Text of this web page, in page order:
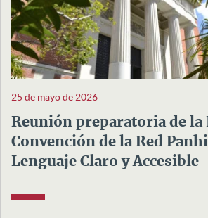
25 de mayo de 2026
Reunión preparatoria de la
Convención de la Red
Lenguaje Claro y Accesible